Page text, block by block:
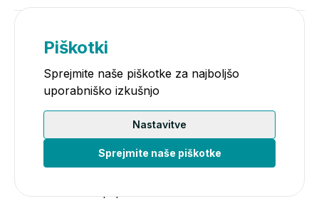
Izdelki linije La Roche-Posay Anthelios so
Daylong, Cetaphil, Excipial
(2x=-20%, 3x=-30%)
Ob nakupu 2 izdelkov Daylong, Cetaphil
ali Excipial prejmete 20% popust, ob
Piškotki
Sprejmite naše piškotke za najboljšo
uporabniško izkušnjo
Nastavitve
Sprejmite naše piškotke